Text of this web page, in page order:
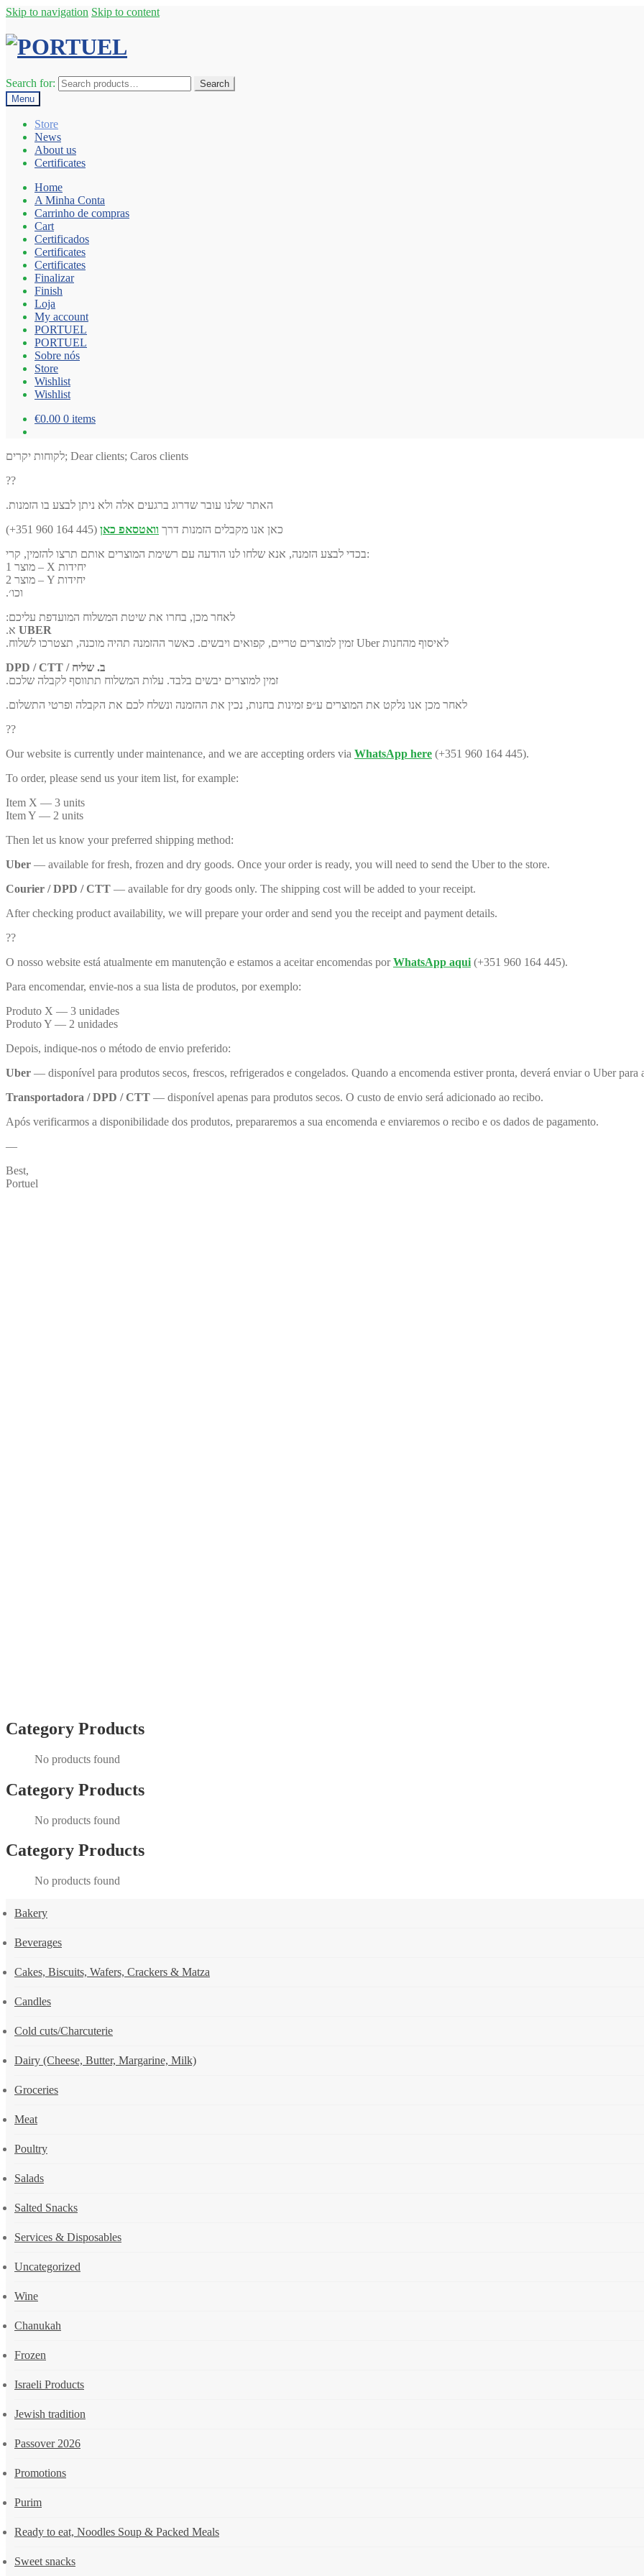
Skip to navigation Skip to content
Search for:
Search
Menu
Store
News
About us
Certificates
Home
A Minha Conta
Carrinho de compras
Cart
Certificados
Certificates
Certificates
Finalizar
Finish
Loja
My account
PORTUEL
PORTUEL
Sobre nós
Store
Wishlist
Wishlist
€0.00 0 items
לקוחות יקרים; Dear clients; Caros clients
??
.האתר שלנו עובר שדרוג ברגעים אלה ולא ניתן לבצע בו הזמנות
(+351 960 164 445) כאן אנו מקבלים הזמנות דרך וואטסאפ כאן
בכדי לבצע הזמנה, אנא שלחו לנו הודעה עם רשימת המוצרים אותם תרצו להזמין, קרי:
מוצר 1 – X יחידות
מוצר 2 – Y יחידות
.וכו׳
:לאחר מכן, בחרו את שיטת המשלוח המועדפת עליכם
UBER
.זמין למוצרים טריים, קפואים ויבשים. כאשר ההזמנה תהיה מוכנה, תצטרכו לשלוח Uber לאיסוף מהחנות
DPD / CTT / ב. שליח
.זמין למוצרים יבשים בלבד. עלות המשלוח תתווסף לקבלה שלכם
.לאחר מכן אנו נלקט את המוצרים ע״פ זמינות בחנות, נכין את ההזמנה ונשלח לכם את הקבלה ופרטי התשלום
??
Our website is currently under maintenance, and we are accepting orders via WhatsApp here (+351 960 164 445).
To order, please send us your item list, for example:
Item X — 3 units
Item Y — 2 units
Then let us know your preferred shipping method:
Uber — available for fresh, frozen and dry goods. Once your order is ready, you will need to send the Uber to the store.
Courier / DPD / CTT — available for dry goods only. The shipping cost will be added to your receipt.
After checking product availability, we will prepare your order and send you the receipt and payment details.
??
O nosso website está atualmente em manutenção e estamos a aceitar encomendas porWhatsApp aqui (+351 960 164 445).
Para encomendar, envie-nos a sua lista de produtos, por exemplo:
Produto X — 3 unidades
Produto Y — 2 unidades
Depois, indique-nos o método de envio preferido:
Uber — disponível para produtos secos, frescos, refrigerados e congelados. Quando a encomenda estiver pronta, deverá enviar o Uber para
Transportadora / DPD / CTT — disponível apenas para produtos secos. O custo de envio será adicionado ao recibo.
Após verificarmos a disponibilidade dos produtos, prepararemos a sua encomenda e enviaremos o recibo e os dados de pagamento.
—
Best,
Portuel
Category Products
No products found
Category Products
No products found
Category Products
No products found
Bakery
Beverages
Cakes, Biscuits, Wafers, Crackers & Matza
Candles
Cold cuts/Charcuterie
Dairy (Cheese, Butter, Margarine, Milk)
Groceries
Meat
Poultry
Salads
Salted Snacks
Services & Disposables
Uncategorized
Wine
Chanukah
Frozen
Israeli Products
Jewish tradition
Passover 2026
Promotions
Purim
Ready to eat, Noodles Soup & Packed Meals
Sweet snacks